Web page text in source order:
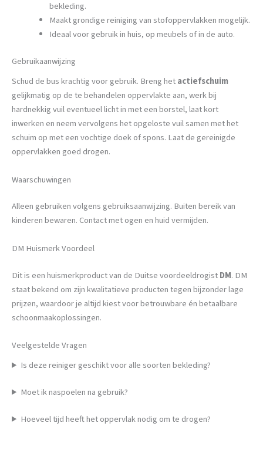
bekleding.
Maakt grondige reiniging van stofoppervlakken mogelijk.
Ideaal voor gebruik in huis, op meubels of in de auto.
Gebruikaanwijzing
Schud de bus krachtig voor gebruik. Breng hetactiefschuim
gelijkmatig op de te behandelen oppervlakte aan, werk bij
hardnekkig vuil eventueel licht in met een borstel, laat kort
inwerken en neem vervolgens het opgeloste vuil samen met het
schuim op met een vochtige doek of spons. Laat de gereinigde
oppervlakken goed drogen.
Waarschuwingen
Alleen gebruiken volgens gebruiksaanwijzing. Buiten bereik van
kinderen bewaren. Contact met ogen en huid vermijden.
DM Huismerk Voordeel
Dit is een huismerkproduct van de Duitse voordeeldrogistDM. DM
staat bekend om zijn kwalitatieve producten tegen bijzonder lage
prijzen, waardoor je altijd kiest voor betrouwbare én betaalbare
schoonmaakoplossingen.
Veelgestelde Vragen
Is deze reiniger geschikt voor alle soorten bekleding?
Moet ik naspoelen na gebruik?
Hoeveel tijd heeft het oppervlak nodig om te drogen?